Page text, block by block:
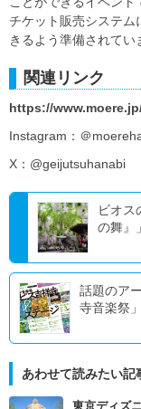
チケット販売システム
きるよう準備されてい
関連リンク
https://
Instagram：＠
X：@geijutsuhanabi
ビオス
の舞』
話題のア
寺音楽祭
あわせて読みたい記
東京ディズ